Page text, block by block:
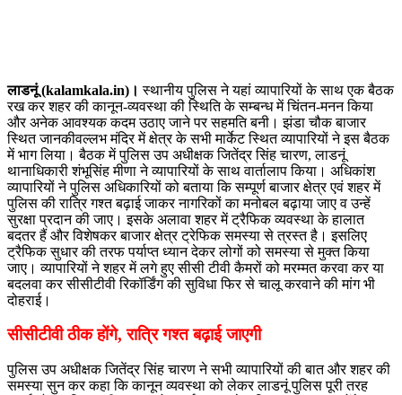
लाडनूं (kalamkala.in)। स्थानीय पुलिस ने यहां व्यापारियों के साथ एक बैठक
रख कर शहर की कानून-व्यवस्था की स्थिति के सम्बन्ध में चिंतन-मनन किया
और अनेक आवश्यक कदम उठाए जाने पर सहमति बनी। झंडा चौक बाजार
स्थित जानकीवल्लभ मंदिर में क्षेत्र के सभी मार्केट स्थित व्यापारियों ने इस बैठक
में भाग लिया। बैठक में पुलिस उप अधीक्षक जितेंद्र सिंह चारण, लाडनूं
थानाधिकारी शंभूसिंह मीणा ने व्यापारियों के साथ वार्तालाप किया। अधिकांश
व्यापारियों ने पुलिस अधिकारियों को बताया कि सम्पूर्ण बाजार क्षेत्र एवं शहर में
पुलिस की रात्रि गश्त बढ़ाई जाकर नागरिकों का मनोबल बढ़ाया जाए व उन्हें
सुरक्षा प्रदान की जाए। इसके अलावा शहर में ट्रैफिक व्यवस्था के हालात
बदतर हैं और विशेषकर बाजार क्षेत्र ट्रेफिक समस्या से त्रस्त है। इसलिए
ट्रैफिक सुधार की तरफ पर्याप्त ध्यान देकर लोगों को समस्या से मुक्त किया
जाए। व्यापारियों ने शहर में लगे हुए सीसी टीवी कैमरों को मरम्मत करवा कर या
बदलवा कर सीसीटीवी रिकॉर्डिंग की सुविधा फिर से चालू करवाने की मांग भी
दोहराई।
सीसीटीवी ठीक होंगे, रात्रि गश्त बढ़ाई जाएगी
पुलिस उप अधीक्षक जितेंद्र सिंह चारण ने सभी व्यापारियों की बात और शहर की
समस्या सुन कर कहा कि कानून व्यवस्था को लेकर लाडनूं पुलिस पूरी तरह